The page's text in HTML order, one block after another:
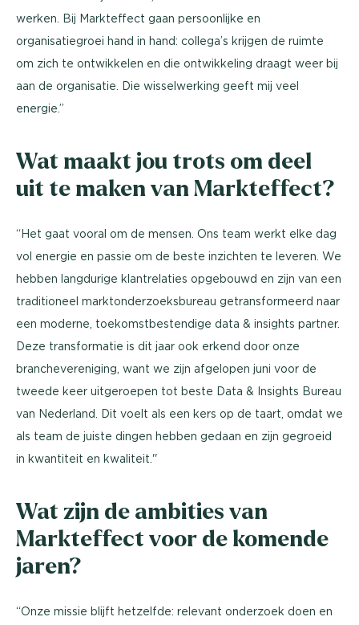
werken. Bij Markteffect gaan persoonlijke en
organisatiegroei hand in hand: collega’s krijgen de ruimte
om zich te ontwikkelen en die ontwikkeling draagt weer bij
aan de organisatie. Die wisselwerking geeft mij veel
energie.’’
Wat maakt jou trots om deel
uit te maken van Markteffect?
“Het gaat vooral om de mensen. Ons team werkt elke dag
vol energie en passie om de beste inzichten te leveren. We
hebben langdurige klantrelaties opgebouwd en zijn van een
traditioneel marktonderzoeksbureau getransformeerd naar
een moderne, toekomstbestendige data & insights partner.
Deze transformatie is dit jaar ook erkend door onze
branchevereniging, want we zijn afgelopen juni voor de
tweede keer uitgeroepen tot beste Data & Insights Bureau
van Nederland. Dit voelt als een kers op de taart, omdat we
als team de juiste dingen hebben gedaan en zijn gegroeid
in kwantiteit en kwaliteit.''
Wat zijn de ambities van
Markteffect voor de komende
jaren?
“Onze missie blijft hetzelfde: relevant onderzoek doen en